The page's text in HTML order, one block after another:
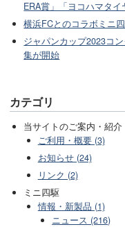
ERA賞」「ヨコハマタ
横浜FCとのコラボミニ
ジャパンカップ2023コ
集が開始
カテゴリ
当サイトのご案内・紹介
ご利用・概要 (3)
お知らせ (24)
リンク (2)
ミニ四駆
情報・新製品 (1)
ニュース (216)